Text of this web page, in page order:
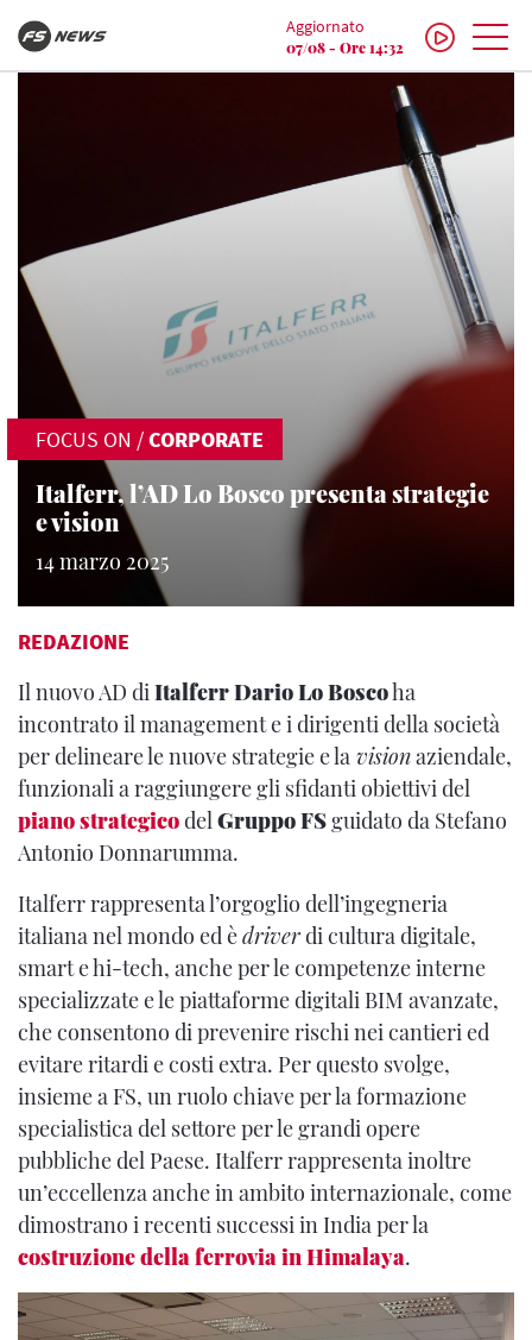
Aggiornato
07/08 - Ore 14:32
FOCUS ON /CORPORATE
Italferr, l’AD Lo Bosco presenta strategie
e vision
14 marzo 2025
REDAZIONE
Il nuovo AD diItalferrDario Lo Boscoha
incontrato il management e i dirigenti della società
per delineare le nuove strategie e la visionaziendale,
funzionali a raggiungere gli sfidanti obiettivi del
piano strategicodelGruppo FSguidato da Stefano
Antonio Donnarumma.
Italferr rappresenta l’orgoglio dell’ingegneria
italiana nel mondo ed èdriverdi cultura digitale,
smart e hi-tech, anche per le competenze interne
specializzate e le piattaforme digitali BIM avanzate,
che consentono di prevenire rischi nei cantieri ed
evitare ritardi e costi extra. Per questo svolge,
insieme a FS, un ruolo chiave per la formazione
specialistica del settore per le grandi opere
pubbliche del Paese. Italferr rappresenta inoltre
un’eccellenza anche in ambito internazionale, come
dimostrano i recenti successi in India per la
costruzione della ferrovia in Himalaya.